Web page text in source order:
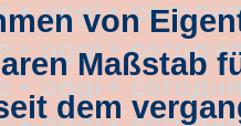
von
Maßstab
dem